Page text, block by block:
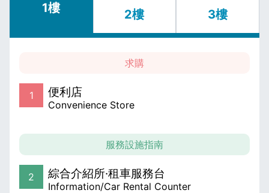
1樓 2樓 3樓
求購
1 便利店
Convenience Store
服務設施指南
2 綜合介紹所·租車服務台
Information/Car Rental Counter